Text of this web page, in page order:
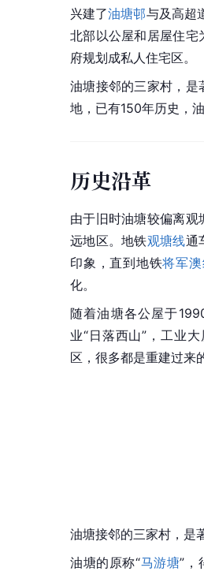
兴建了油塘邨与及高超
北部以公屋和居屋住宅
府规划成私人住宅区。
油塘接邻的三家村，是
地，已有150年历史，
历史沿革
由于旧时油塘较偏离观
远地区。地铁观塘线通
印象，直到地铁将军
化。
随着油塘各公屋于
业“日落西山”，工业
区，很多都是重建过来
油塘接邻的三家村，是
油塘的原称“马游塘”，